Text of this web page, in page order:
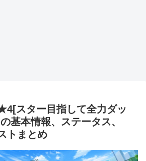
スター目指して全力ダッ
基本情報、ステータス、
トまとめ